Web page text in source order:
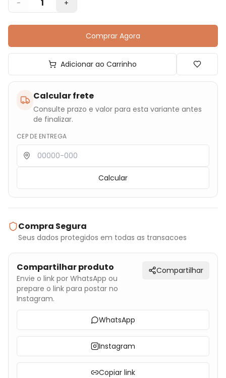
- 1 +
Comprar Agora
Adicionar ao Carrinho
Calcular frete
Consulte prazo e valor para esta variante antes
de finalizar.
CEP DE ENTREGA
Calcular
Compra Segura
Seus dados protegidos em todas as transacoes
Compartilhar produto
Envie o link por WhatsApp ou
prepare o link para postar no
Instagram.
Compartilhar
WhatsApp
Instagram
Copiar link